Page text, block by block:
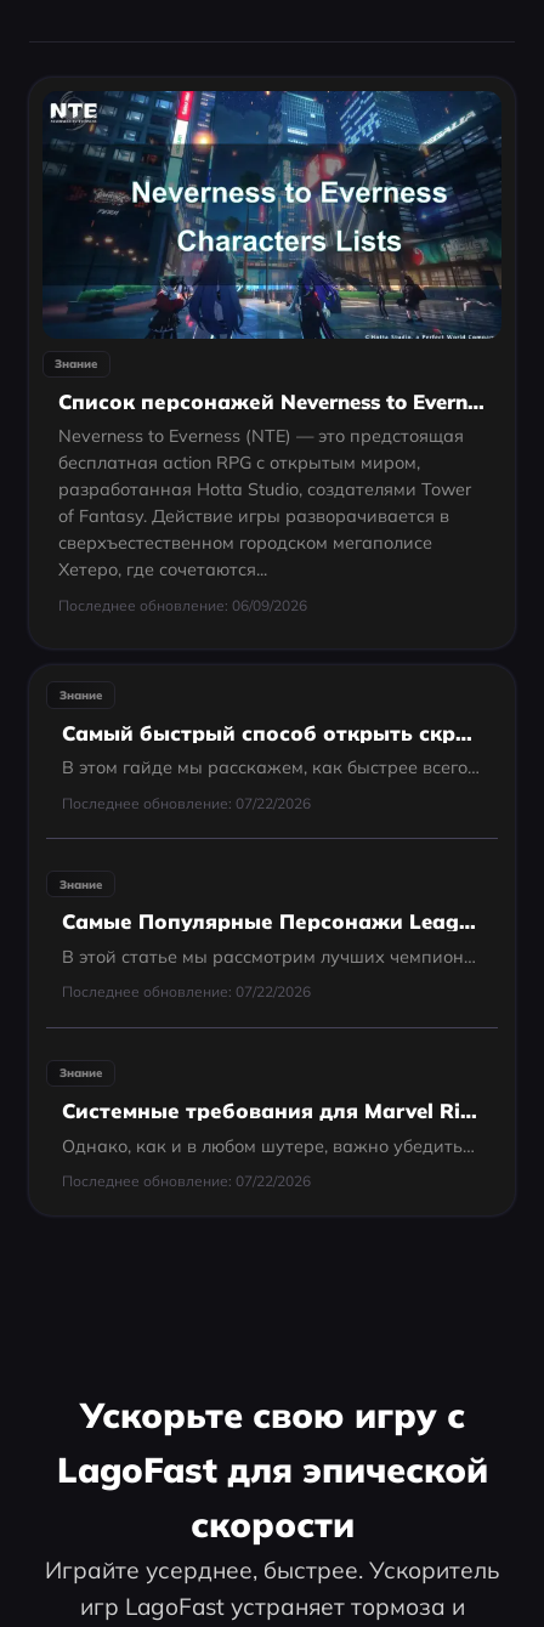
Знание
Список персонажей Neverness to Everness
Neverness to Everness (NTE) — это предстоящая
бесплатная action RPG с открытым миром,
разработанная Hotta Studio, создателями Tower
of Fantasy. Действие игры разворачивается в
сверхъестественном городском мегаполисе
Хетеро, где сочетаются...
Последнее обновление: 06/09/2026
Знание
Самый быстрый способ открыть скрытый уровень в Split Fiction
В этом гайде мы расскажем, как быстрее всего открыть скрытые уровни в Split Fiction и сэкономить время и силы.
Последнее обновление: 07/22/2026
Знание
Самые Популярные Персонажи League of Legends в 2025 году
В этой статье мы рассмотрим лучших чемпионов League of Legends, которых стоит знать в 2025 году – от новых дополнений до важных выборов для начинающих.
Последнее обновление: 07/22/2026
Знание
Системные требования для Marvel Rivals на ПК — Полное руководств
Однако, как и в любом шутере, важно убедиться, что ваш ПК может справиться с игрой на оптимальном уровне производительности. В этой статье мы расскажем обо всех системных требованиях для Marvel Rivals и о том, как оптимизировать игровой процесс с помощью
Последнее обновление: 07/22/2026
Ускорьте свою игру с
LagoFast для эпической
скорости
Играйте усерднее, быстрее. Ускоритель
игр LagoFast устраняет тормоза и